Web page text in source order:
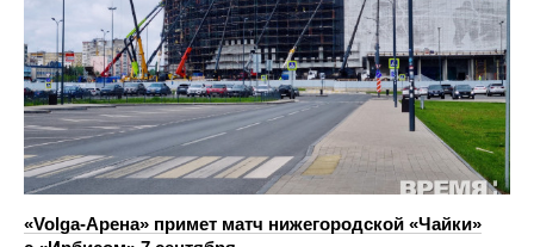
«Volga-Арена» примет матч нижегородской «Чайки»